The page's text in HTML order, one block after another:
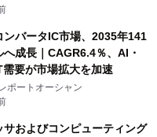
ンバータIC市場、2035年141
へ成長｜CAGR6.4％、AI・
要が市場拡大を加速
ポートオーシャン
サおよびコンピューティング